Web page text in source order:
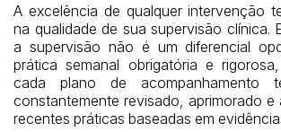
A excelência de qualquer intervenção
na qualidade de sua supervisão clínica.
a supervisão não é um diferencial
prática semanal obrigatória e
cada plano de acompanhamento
constantemente revisado, aprimorado e
recentes práticas baseadas em